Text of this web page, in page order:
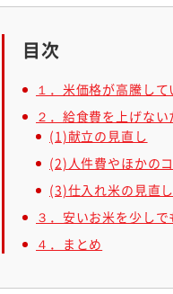
目次
１．米価格が高騰して
２．給食費を上げな
(1)献立の見直し
(2)人件費やほかの
(3)仕入れ米の見直し
３．安いお米を少し
４．まとめ